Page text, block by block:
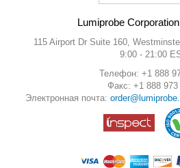
Lumiprobe Corporation
115 Airport Dr Suite 160,
9:00 - 21:00
Телефон: +1 888
Факс: +1 888 973
Электронная почта: